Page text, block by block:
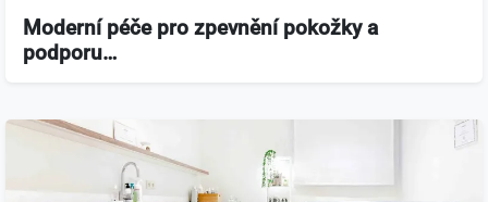
Moderní péče pro zpevnění pokožky a
podporu…